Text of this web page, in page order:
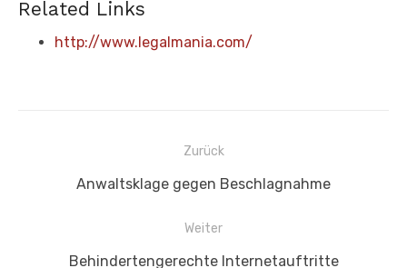
Related Links
http://www.legalmania.com/
Beitragsnavigation
Zurück
Vorheriger
Anwaltsklage gegen Beschlagnahme
Weiter
Nächster
Behindertengerechte Internetauftritte